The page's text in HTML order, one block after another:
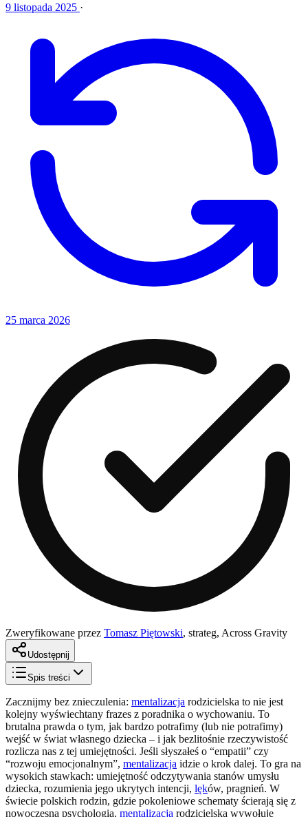
9 listopada 2025 ·
25 marca 2026
Zweryfikowane przez Tomasz Piętowski, strateg, Across Gravity
Udostępnij
Spis treści
Zacznijmy bez znieczulenia: mentalizacja rodzicielska to nie jest
kolejny wyświechtany frazes z poradnika o wychowaniu. To
brutalna prawda o tym, jak bardzo potrafimy (lub nie potrafimy)
wejść w świat własnego dziecka – i jak bezlitośnie rzeczywistość
rozlicza nas z tej umiejętności. Jeśli słyszałeś o “empatii” czy
“rozwoju emocjonalnym”, mentalizacja idzie o krok dalej. To gra na
wysokich stawkach: umiejętność odczytywania stanów umysłu
dziecka, rozumienia jego ukrytych intencji, lęków, pragnień. W
świecie polskich rodzin, gdzie pokoleniowe schematy ścierają się z
nowoczesną psychologią, mentalizacja rodzicielska wywołuje